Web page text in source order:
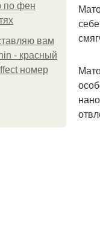
по фен
вам
- красный
номер